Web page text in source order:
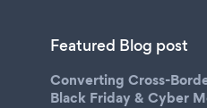
Featured Blog post
Converting Cross-
Black Friday & Cyber